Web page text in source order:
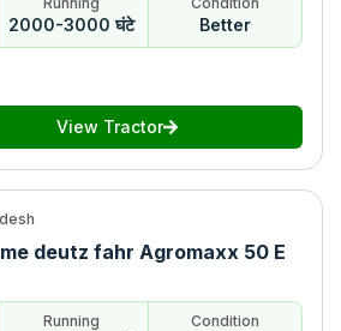
2000-3000 घंटे Better
View Tractor
deutz fahr Agromaxx 50 E
Running Condition